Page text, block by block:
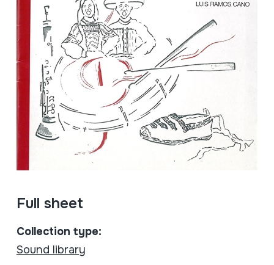
Full sheet
Collection type:
Sound library